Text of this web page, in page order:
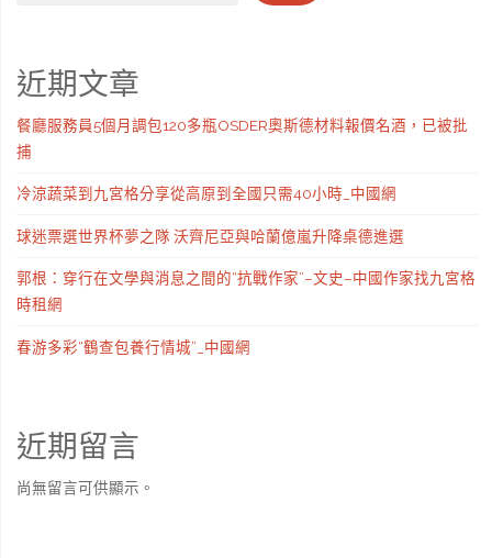
近期文章
餐廳服務員5個月調包120多瓶OSDER奧斯德材料報價名酒，已被批
捕
冷涼蔬菜到九宮格分享從高原到全國只需40小時_中國網
球迷票選世界杯夢之隊 沃齊尼亞與哈蘭億嵐升降桌德進選
郭根：穿行在文學與消息之間的“抗戰作家”–文史–中國作家找九宮格
時租網
春游多彩“鶴查包養行情城”_中國網
近期留言
尚無留言可供顯示。